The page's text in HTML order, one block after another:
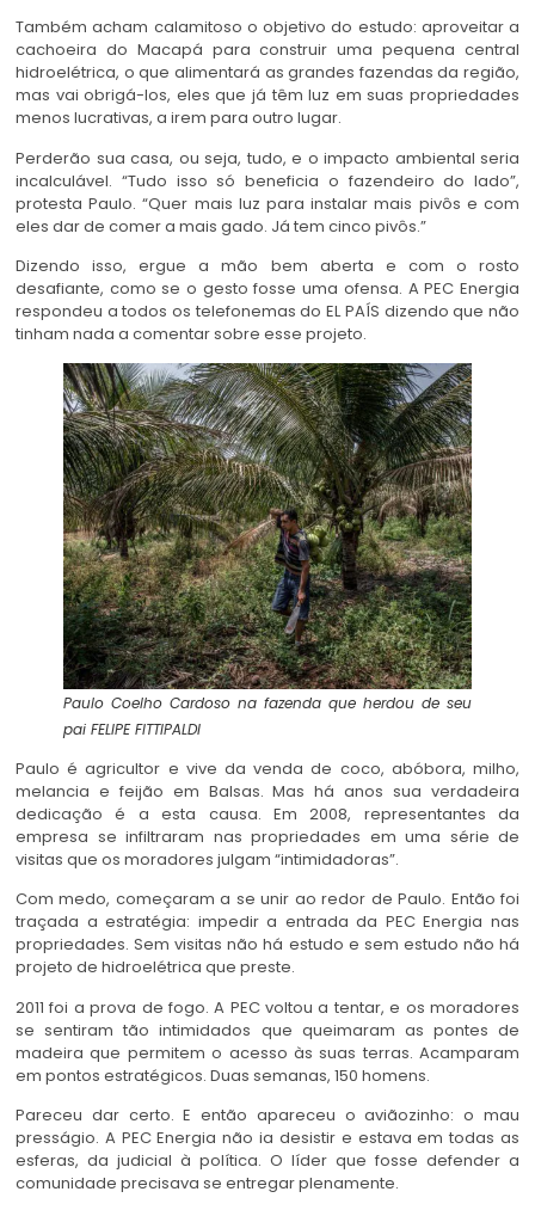
Também acham calamitoso o objetivo do estudo: aproveitar a
cachoeira do Macapá para construir uma pequena central
hidroelétrica, o que alimentará as grandes fazendas da região,
mas vai obrigá-los, eles que já têm luz em suas propriedades
menos lucrativas, a irem para outro lugar.
Perderão sua casa, ou seja, tudo, e o impacto ambiental seria
incalculável. “Tudo isso só beneficia o fazendeiro do lado”,
protesta Paulo. “Quer mais luz para instalar mais pivôs e com
eles dar de comer a mais gado. Já tem cinco pivôs.”
Dizendo isso, ergue a mão bem aberta e com o rosto
desafiante, como se o gesto fosse uma ofensa. A PEC Energia
respondeu a todos os telefonemas do EL PAÍS dizendo que não
tinham nada a comentar sobre esse projeto.
Paulo Coelho Cardoso na fazenda que herdou de seu
pai FELIPE FITTIPALDI
Paulo é agricultor e vive da venda de coco, abóbora, milho,
melancia e feijão em Balsas. Mas há anos sua verdadeira
dedicação é a esta causa. Em 2008, representantes da
empresa se infiltraram nas propriedades em uma série de
visitas que os moradores julgam “intimidadoras”.
Com medo, começaram a se unir ao redor de Paulo. Então foi
traçada a estratégia: impedir a entrada da PEC Energia nas
propriedades. Sem visitas não há estudo e sem estudo não há
projeto de hidroelétrica que preste.
2011 foi a prova de fogo. A PEC voltou a tentar, e os moradores
se sentiram tão intimidados que queimaram as pontes de
madeira que permitem o acesso às suas terras. Acamparam
em pontos estratégicos. Duas semanas, 150 homens.
Pareceu dar certo. E então apareceu o aviãozinho: o mau
presságio. A PEC Energia não ia desistir e estava em todas as
esferas, da judicial à política. O líder que fosse defender a
comunidade precisava se entregar plenamente.